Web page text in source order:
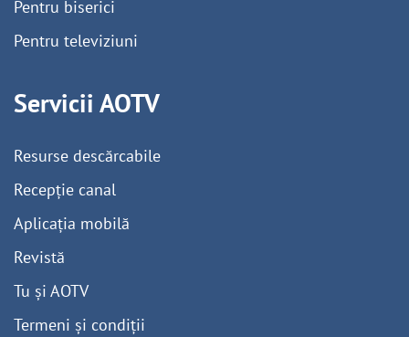
Pentru biserici
Pentru televiziuni
Servicii AOTV
Resurse descărcabile
Recepție canal
Aplicația mobilă
Revistă
Tu și AOTV
Termeni și condiții